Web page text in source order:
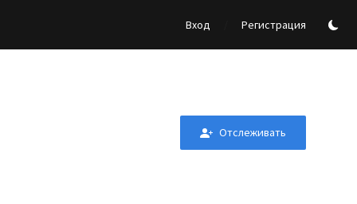
Вход Регистрация
Отслеживать